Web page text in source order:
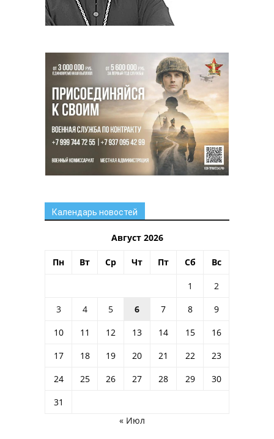
Календарь новостей
Август 2026
Пн Вт Ср Чт Пт Сб Вс
1
2
3
4 5 6 7 8
9
10
11 12 13 14 15
16
17
18 19 20 21 22
23
24
25 26 27 28 29
30
31
« Июл